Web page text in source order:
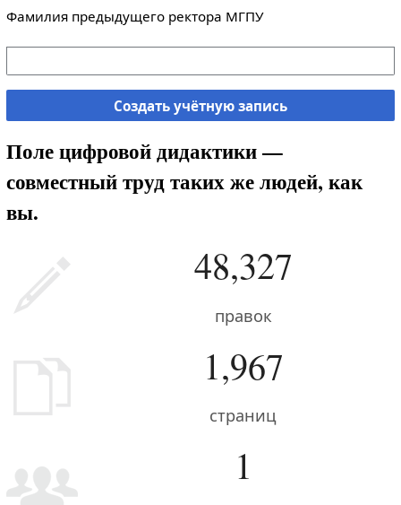
Фамилия предыдущего ректора МГПУ
Создать учётную запись
Поле цифровой дидактики —
совместный труд таких же людей, как
вы.
48,327
правок
1,967
страниц
1